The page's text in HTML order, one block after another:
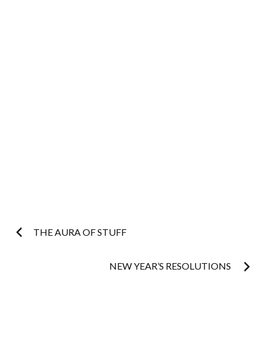
Post
THE AURA OF STUFF
NEW YEAR’S RESOLUTIONS